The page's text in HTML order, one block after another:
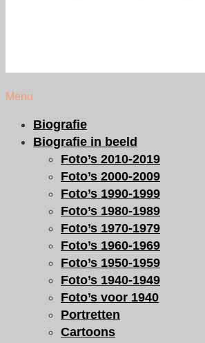
Menu
Biografie
Biografie in beeld
Foto’s 2010-2019
Foto’s 2000-2009
Foto’s 1990-1999
Foto’s 1980-1989
Foto’s 1970-1979
Foto’s 1960-1969
Foto’s 1950-1959
Foto’s 1940-1949
Foto’s voor 1940
Portretten
Cartoons